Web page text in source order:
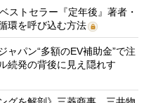
ストセラー『定年後』著者・
環を呼び込む方法
ャパン“多額のEV補助金”で注
発の背後に見え隠れす